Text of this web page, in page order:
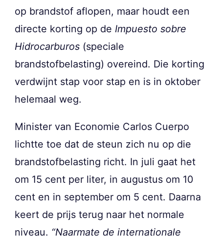
op brandstof aflopen, maar houdt een
directe korting op de Impuesto sobre
Hidrocarburos (speciale
brandstofbelasting) overeind. Die korting
verdwijnt stap voor stap en is in oktober
helemaal weg.
Minister van Economie Carlos Cuerpo
lichtte toe dat de steun zich nu op die
brandstofbelasting richt. In juli gaat het
om 15 cent per liter, in augustus om 10
cent en in september om 5 cent. Daarna
keert de prijs terug naar het normale
niveau. “Naarmate de internationale